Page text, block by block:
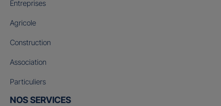
Entreprises
Agricole
Construction
Association
Particuliers
NOS SERVICES